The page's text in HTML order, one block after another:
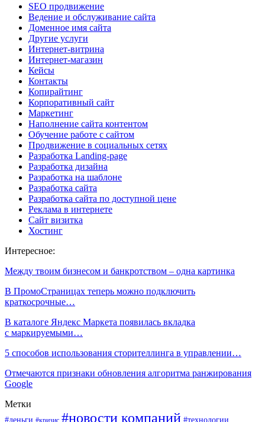
SEO продвижение
Ведение и обслуживание сайта
Доменное имя сайта
Другие услуги
Интернет-витрина
Интернет-магазин
Кейсы
Контакты
Копирайтинг
Корпоративный сайт
Маркетинг
Наполнение сайта контентом
Обучение работе с сайтом
Продвижение в социальных сетях
Разработка Landing-page
Разработка дизайна
Разработка на шаблоне
Разработка сайта
Разработка сайта по доступной цене
Реклама в интернете
Сайт визитка
Хостинг
Интересное:
Между твоим бизнесом и банкротством – одна картинка
В ПромоСтраницах теперь можно подключить
краткосрочные…
В каталоге Яндекс Маркета появилась вкладка
с маркируемыми…
5 способов использования сторителлинга в управлении…
Отмечаются признаки обновления алгоритма ранжирования
Google
Метки
#деньги #кризис #новости компаний #технологии